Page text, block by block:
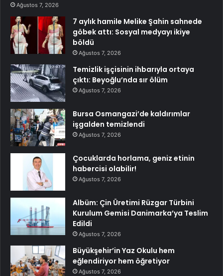
Ağustos 7, 2026
7 aylık hamile Melike Şahin sahnede
göbek attı: Sosyal medyayı ikiye
böldü
Ağustos 7, 2026
Temizlik işçisinin ihbarıyla ortaya
çıktı: Beyoğlu’nda sır ölüm
Ağustos 7, 2026
Bursa Osmangazi’de kaldırımlar
işgalden temizlendi
Ağustos 7, 2026
Çocuklarda horlama, geniz etinin
habercisi olabilir!
Ağustos 7, 2026
Albüm: Çin Üretimi Rüzgar Türbini
Kurulum Gemisi Danimarka’ya Teslim
Edildi
Ağustos 7, 2026
Büyükşehir’in Yaz Okulu hem
eğlendiriyor hem öğretiyor
Ağustos 7, 2026